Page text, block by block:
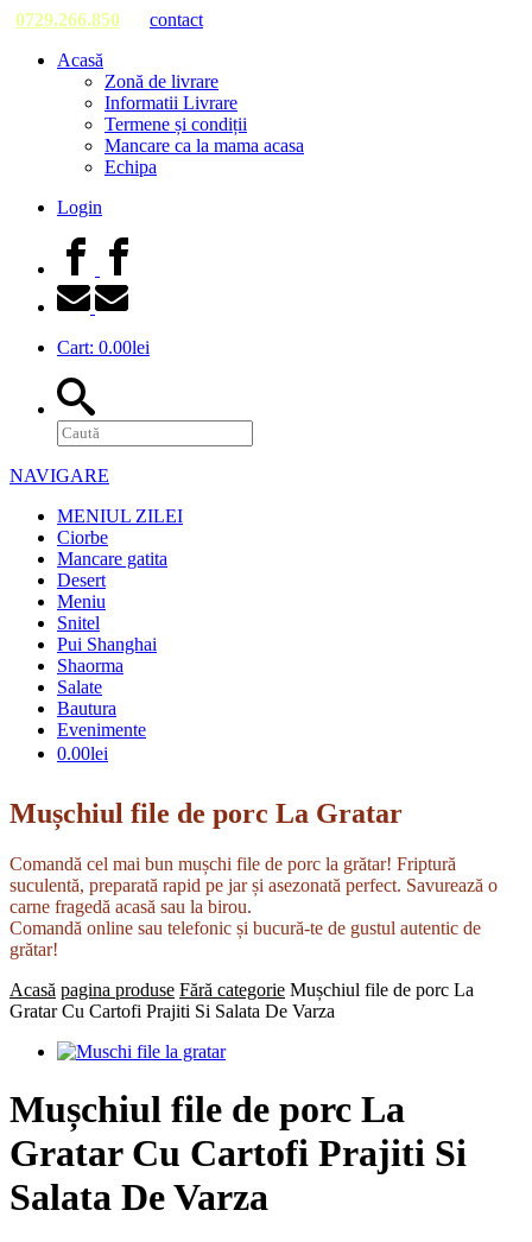
0729.266.850
contact
Acasă
Zonă de livrare
Informatii Livrare
Termene și condiții
Mancare ca la mama acasa
Echipa
Login
Cart: 0.00lei
NAVIGARE
MENIUL ZILEI
Ciorbe
Mancare gatita
Desert
Meniu
Snitel
Pui Shanghai
Shaorma
Salate
Bautura
Evenimente
0.00lei
Mușchiul file de porc La Gratar
Comandă cel mai bun mușchi file de porc la grătar! Friptură
suculentă, preparată rapid pe jar și asezonată perfect. Savurează o
carne fragedă acasă sau la birou.
Comandă online sau telefonic și bucură-te de gustul autentic de
grătar!
Acasă pagina produse Fără categorie Mușchiul file de porc La
Gratar Cu Cartofi Prajiti Si Salata De Varza
Mușchiul file de porc La
Gratar Cu Cartofi Prajiti Si
Salata De Varza